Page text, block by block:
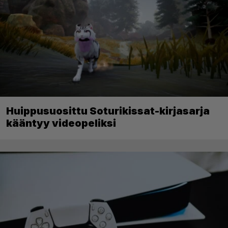
Huippusuosittu Soturikissat-kirjasarja
kääntyy videopeliksi